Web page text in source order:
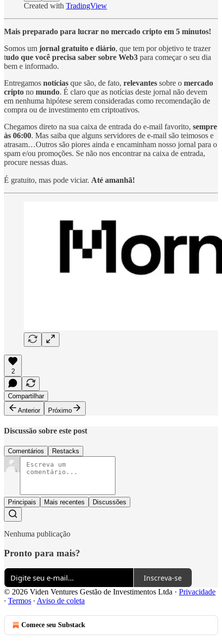
Created with TradingView
Mais preparado para lucrar no mercado cripto em 5 minutos!
Somos um jornal gratuito e diário, que tem por objetivo te trazer
tudo que você precisa saber sobre Web3 para começar o seu dia
bem e informado.
Entregamos notícias que são, de fato, relevantes sobre o mercado
cripto no mundo. É claro que as notícias deste jornal não devem
em nenhuma hipótese serem consideradas como recomendação de
compra ou de investimento em criptoativos.
Chegamos direto na sua caixa de entrada do e-mail favorito, sempre
às 06:00. Mas saiba que alguns servidores de e-mail são teimosos e
atrasam…Outros são piores ainda e encaminham nosso jornal para o
spam e/ou promoções. Se não nos encontrar na caixa de entrada,
procure nessas duas.
É gratuito, mas pode viciar. Até amanhã!
2
Compartilhar
Anterior
Próximo
Discussão sobre este post
Comentários Restacks
Principais Mais recentes Discussões
Nenhuma publicação
Pronto para mais?
Inscreva-se
© 2026 Viden Ventures Gestão de Investimentos Ltda · Privacidade
∙ Termos ∙ Aviso de coleta
Comece seu Substack